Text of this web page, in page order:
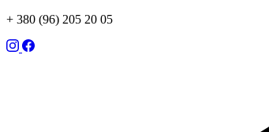
+ 380 (96) 205 20 05